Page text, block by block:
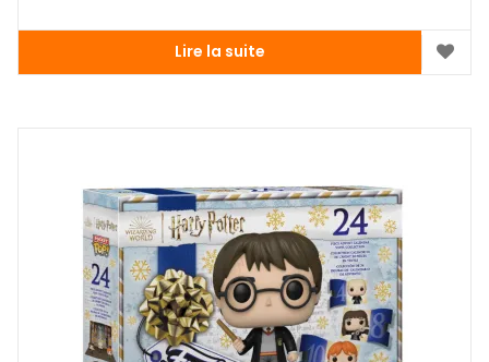
Lire la suite